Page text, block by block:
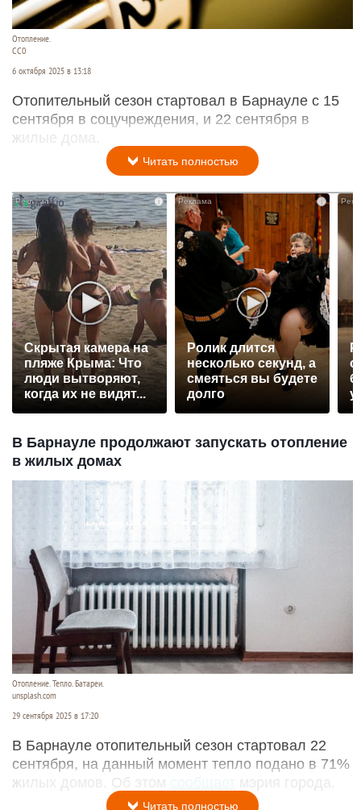
Отопление.
СС0
6 октября 2025 в 13:18
Отопительный сезон стартовал в Барнауле с 15
сентября в соцучреждения, и 22 сентября в
жилые дома.
Читать полностью
i
Скрытая камера на
пляже Крыма: Что
люди вытворяют,
когда их не видят...
Ролик длится
несколько секунд, а
смеяться вы будете
долго
В Барнауле продолжают запускать отопление
в жилых домах
Отопление. Тепло. Батареи.
unsplash.com
29 сентября 2025 в 17:20
В Барнауле отопительный сезон стартовал 22
сентября, на данный момент тепло подано в 71%
жилых домов. Об этом
сообщает мэрия города.
Читать полностью